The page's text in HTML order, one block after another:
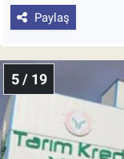
Paylaş
5 / 19